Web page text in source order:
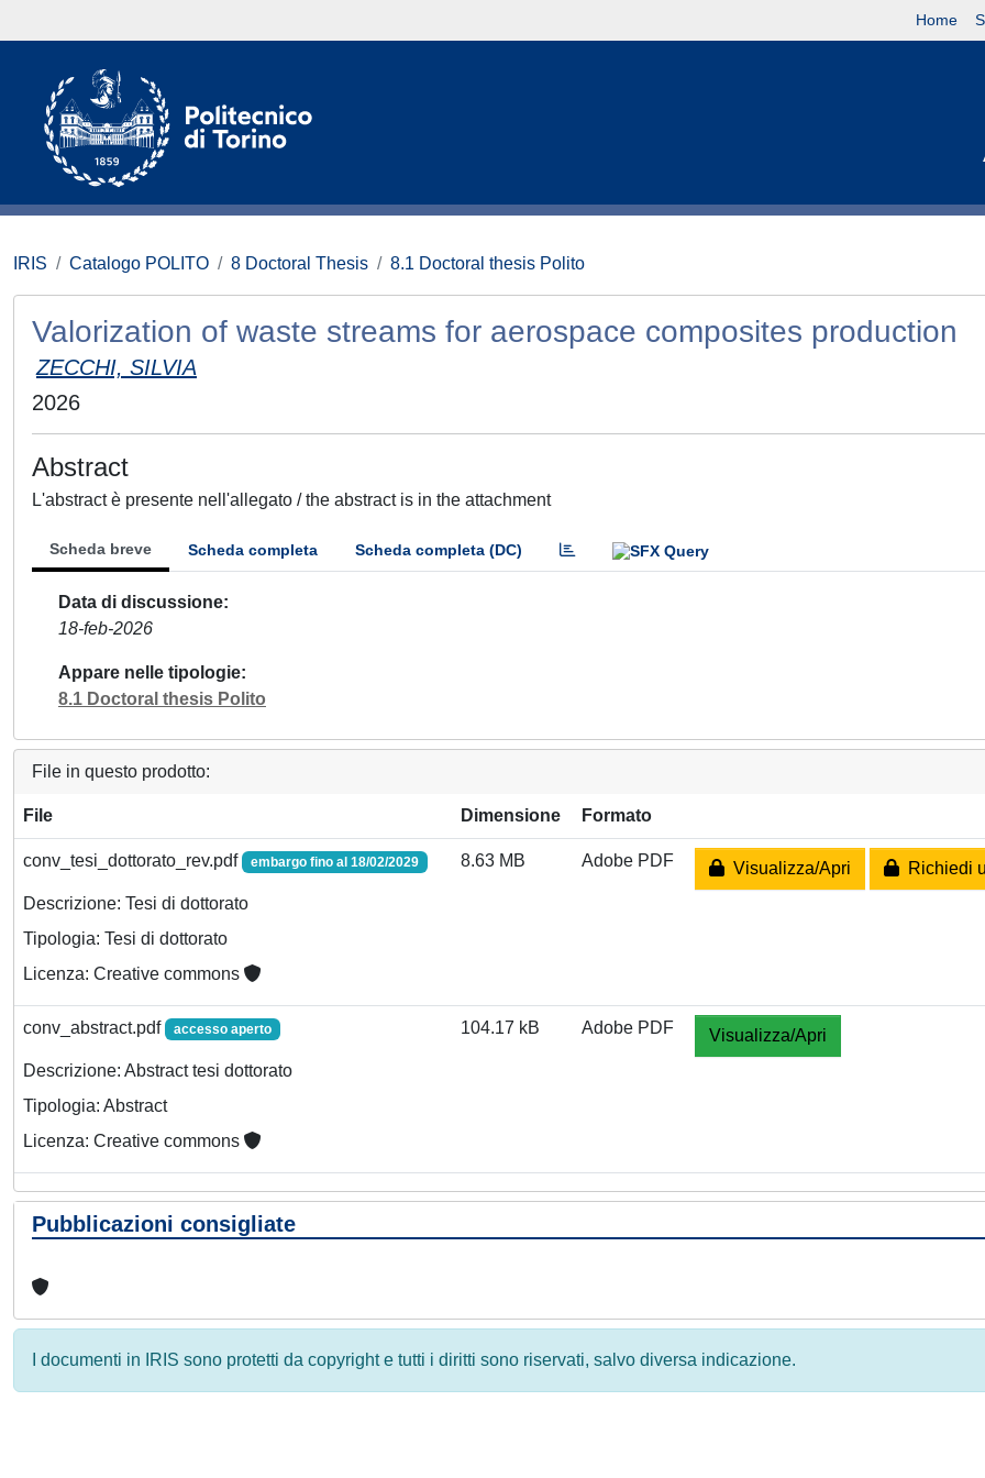
Home
IRIS Catalogo POLITO 8 Doctoral Thesis 8.1 Doctoral thesis Polito
Valorization of waste streams for aerospace composites production
ZECCHI, SILVIA
2026
Abstract
L'abstract è presente nell'allegato / the abstract is in the attachment
Scheda breve Scheda completa Scheda completa (DC)
Data di discussione
18-feb-2026
Appare nelle tipologie
8.1 Doctoral thesis Polito
File in questo prodotto:
File Dimensione Formato
conv_tesi_dottorato_rev.pdf embargo fino al 18/02/2029
Descrizione: Tesi di dottorato
Tipologia: Tesi di dottorato
Licenza: Creative commons
8.63 MB Adobe PDF Visualizza/Apri Richiedi
conv_abstract.pdf accesso aperto
Descrizione: Abstract tesi dottorato
Tipologia: Abstract
Licenza: Creative commons
104.17 kB Adobe PDF Visualizza/Apri
Pubblicazioni consigliate
I documenti in IRIS sono protetti da copyright e tutti i diritti sono riservati, salvo diversa indicazione.